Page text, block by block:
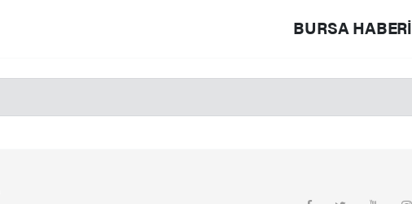
BURSA HABERİ